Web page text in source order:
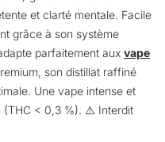
et clarté mentale. Facile
grâce à son système
parfaitement aux vape
son distillat raffiné
Une vape intense et
(THC < 0,3 %). ⚠️ Interdit